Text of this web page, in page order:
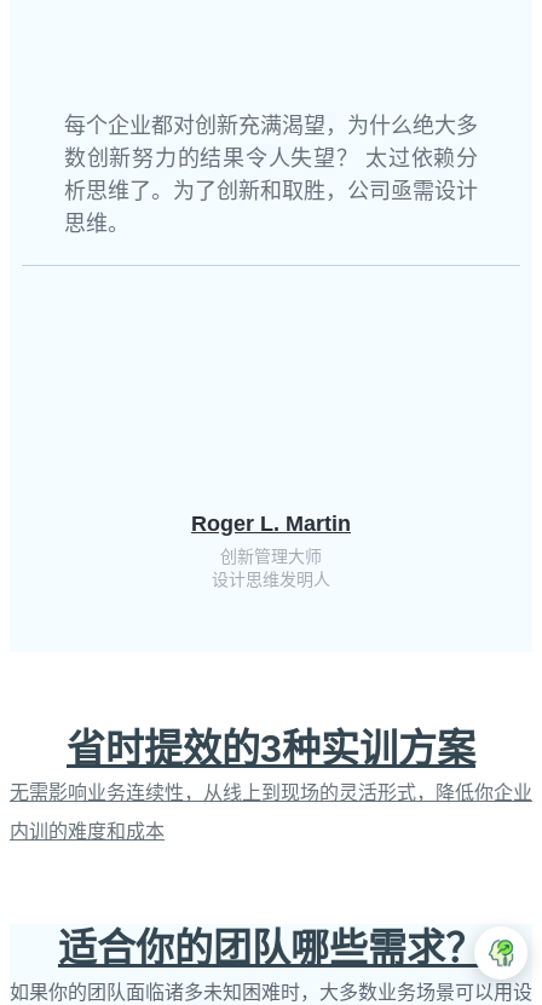
每个企业都对创新充满渴望，为什么绝大多
数创新努力的结果令人失望？ 太过依赖分
析思维了。为了创新和取胜，公司亟需设计
思维。
Roger L. Martin
创新管理大师
设计思维发明人
省时提效的3种实训方案
无需影响业务连续性，从线上到现场的灵活形式，降低你企业
内训的难度和成本​
适合你的团队哪些需求？
如果你的团队面临诸多未知困难时，大多数业务场景可以用设